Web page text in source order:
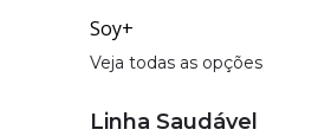
Soy+
Veja todas as opções
Linha Saudável